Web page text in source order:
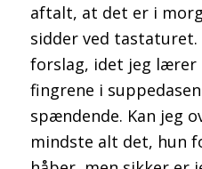
aftalt, at det er i
sidder ved
forslag, idet jeg lærer
fingrene i
spændende. Kan jeg
mindste alt det, hun